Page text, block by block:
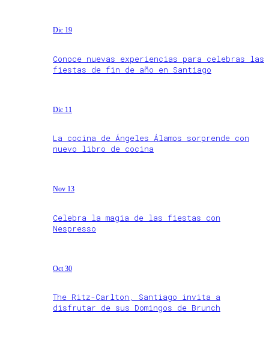
Dic 19
Conoce nuevas experiencias para celebras las
fiestas de fin de año en Santiago
Dic 11
La cocina de Ángeles Álamos sorprende con
nuevo libro de cocina
Nov 13
Celebra la magia de las fiestas con
Nespresso
Oct 30
The Ritz-Carlton, Santiago invita a
disfrutar de sus Domingos de Brunch